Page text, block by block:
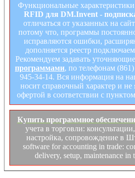
Функциональные
RFID для DM.Invent -
отличаться от указанных на
потому что, программы
исправляются ошибки,
дополняется реестр
Рекомендуем задавать
программами, по телефонам
945-34-14. Вся информация на
носит справочный характер и не
офертой в соответствии с
Купить программное
учета в торговли:
настройка, сопровождение в
software for accounting in trade:
delivery, setup, maintenance in